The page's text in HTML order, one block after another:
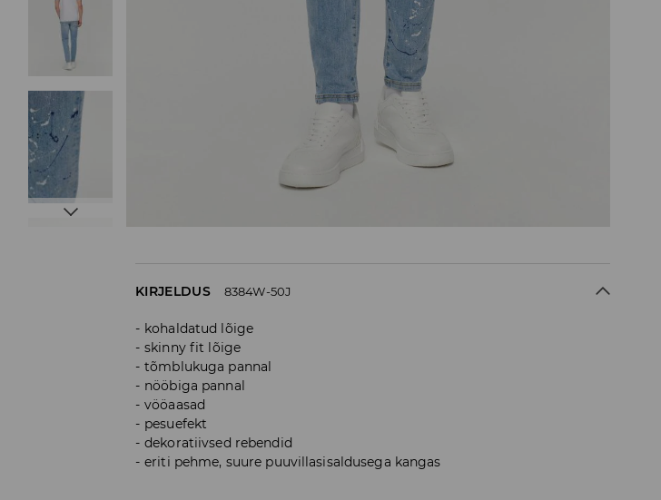
KIRJELDUS 8384W-50J
kohaldatud lõige
skinny fit lõige
tõmblukuga pannal
nööbiga pannal
vööaasad
pesuefekt
dekoratiivsed rebendid
eriti pehme, suure puuvillasisaldusega kangas